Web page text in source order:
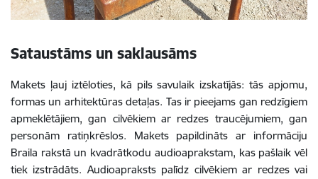
Sataustāms un saklausāms
Makets ļauj iztēloties, kā pils savulaik izskatījās: tās apjomu,
formas un arhitektūras detaļas. Tas ir pieejams gan redzīgiem
apmeklētājiem, gan cilvēkiem ar redzes traucējumiem, gan
personām ratiņkrēslos. Makets papildināts ar informāciju
Braila rakstā un kvadrātkodu audioaprakstam, kas pašlaik vēl
tiek izstrādāts. Audioapraksts palīdz cilvēkiem ar redzes vai